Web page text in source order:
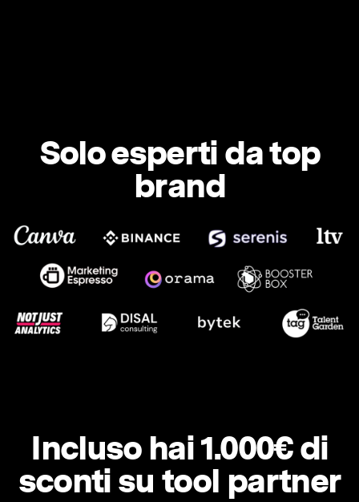
Solo esperti da top
brand
Incluso hai 1.000€ di
sconti su tool partner